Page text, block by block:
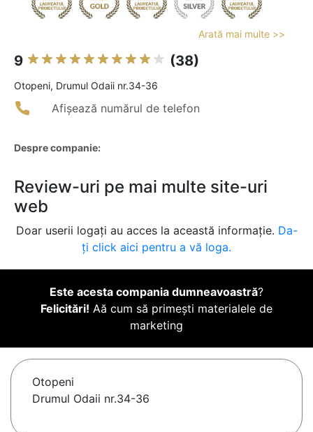
Arată mai multe >>
9 (38)
Otopeni, Drumul Odaii nr.34-36
Afișează numărul de telefon
Despre companie:
Review-uri pe mai multe site-uri
web
Doar userii logați au acces la această informație. Da-
ți click aici pentru a vă loga.
Este acesta compania dumneavoastră?
Felicitări! Aă cum să primești materialele de
marketing
Otopeni
Drumul Odaii nr.34-36